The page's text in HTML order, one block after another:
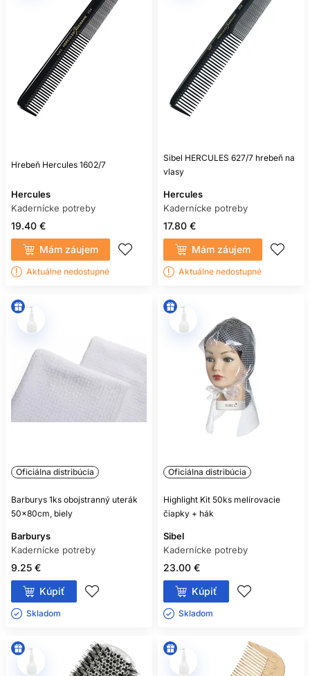
Hrebeň Hercules 1602/7
Hercules
Kadernícke potreby
19.40 €
Mám záujem
Aktuálne nedostupné
Sibel HERCULES 627/7 hrebeň na
vlasy
Hercules
Kadernícke potreby
17.80 €
Mám záujem
Aktuálne nedostupné
Oficiálna distribúcia
Barburys 1ks obojstranný uterák
50x80cm, biely
Barburys
Kadernícke potreby
9.25 €
Kúpiť
Skladom ㅤ
Oficiálna distribúcia
Highlight Kit 50ks melírovacie
čiapky + hák
Sibel
Kadernícke potreby
23.00 €
Kúpiť
Skladom ㅤ